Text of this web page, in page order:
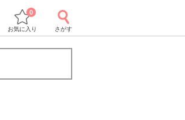
お気に入り
0
さがす